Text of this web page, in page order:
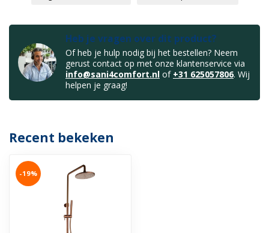
Heb je vragen over dit product?
Of heb je hulp nodig bij het bestellen? Neem
gerust contact op met onze klantenservice via
info@sani4comfort.nl of +31 625057806. Wij
helpen je graag!
Recent bekeken
-19%